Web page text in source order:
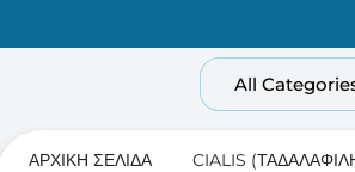
All
ΑΡΧΙΚΉ ΣΕΛΊΔΑ CIALIS